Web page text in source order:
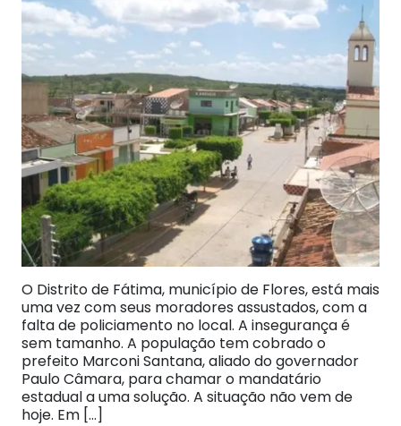
O Distrito de Fátima, município de Flores, está mais
uma vez com seus moradores assustados, com a
falta de policiamento no local. A insegurança é
sem tamanho. A população tem cobrado o
prefeito Marconi Santana, aliado do governador
Paulo Câmara, para chamar o mandatário
estadual a uma solução. A situação não vem de
hoje. Em […]